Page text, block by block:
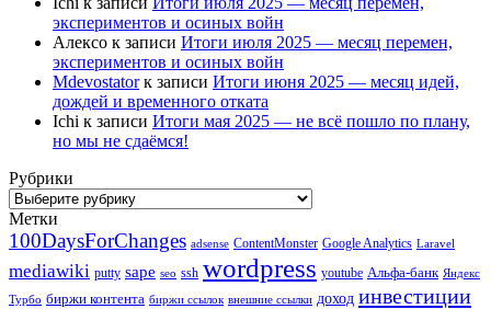
экспериментов и осиных войн
Алексо к записи Итоги июля 2025 — месяц перемен,
экспериментов и осиных войн
Mdevostatorк записи Итоги июня 2025 — месяц идей,
дождей и временного отката
Ichi к записи Итоги мая 2025 — не всё пошло по плану,
но мы не сдаёмся!
Рубрики
Рубрики
Метки
100DaysForChanges adsense ContentMonster Google Analytics Laravel
mediawiki putty sape seo ssh wordpress youtube Альфа-банк Яндекс
Турбо биржи контента биржи ссылок внешние ссылки доход инвестиции